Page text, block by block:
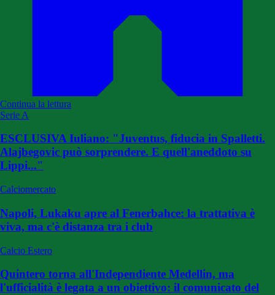
Continua la lettura
Serie A
ESCLUSIVA Iuliano: "Juventus, fiducia in Spalletti.
Alajbegovic può sorprendere. E quell'aneddoto su
Lippi..."
Calciomercato
Napoli, Lukaku apre al Fenerbahce: la trattativa è
viva, ma c'è distanza tra i club
Calcio Estero
Quintero torna all'Independiente Medellin, ma
l'ufficialità è legata a un obiettivo: il comunicato del